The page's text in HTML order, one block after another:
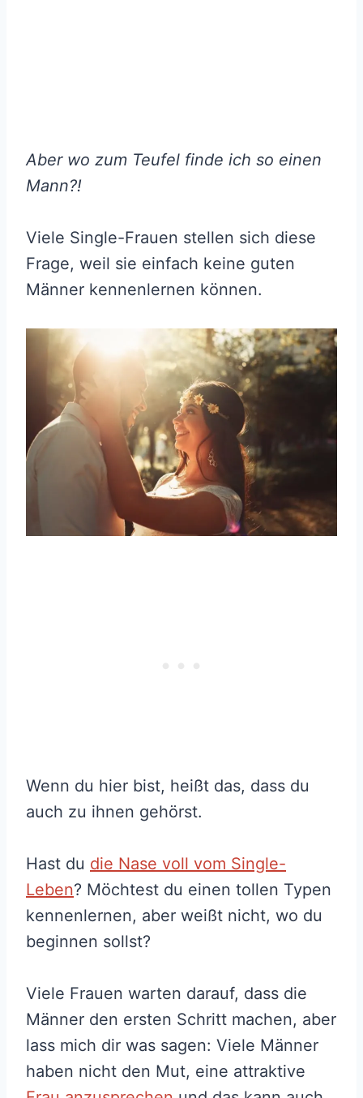
Aber wo zum Teufel finde ich so einen
Mann?!
Viele Single-Frauen stellen sich diese
Frage, weil sie einfach keine guten
Männer kennenlernen können.
Wenn du hier bist, heißt das, dass du
auch zu ihnen gehörst.
Hast du die Nase voll vom Single-
Leben? Möchtest du einen tollen Typen
kennenlernen, aber weißt nicht, wo du
beginnen sollst?
Viele Frauen warten darauf, dass die
Männer den ersten Schritt machen, aber
lass mich dir was sagen: Viele Männer
haben nicht den Mut, eine attraktive